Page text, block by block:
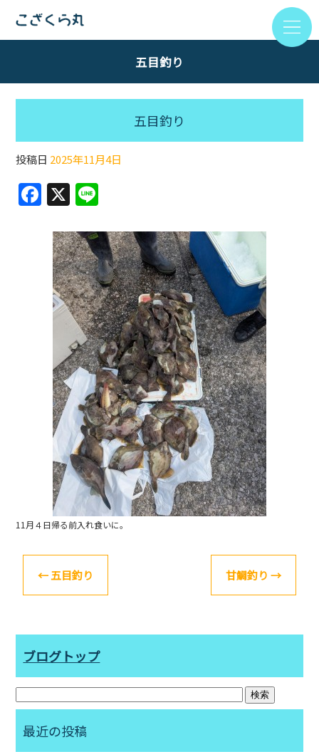
五目釣り
五目釣り
投稿日 2025年11月4日
F
c
e
b
o
X
e
11月４日帰る前入れ食いに。
←五目釣り 甘鯛釣り →
ブログトップ
最近の投稿